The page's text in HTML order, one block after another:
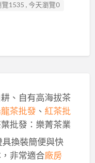
覽1535 , 今天瀏覽0
、自有高海拔茶
茶批發、 紅茶批
批發：樂菁茶業
換裝簡便與快
非常適合廠房